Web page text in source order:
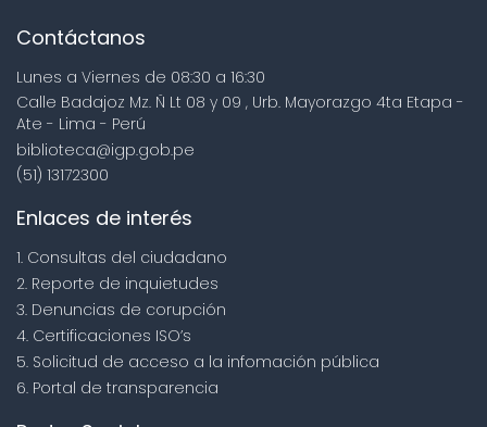
Contáctanos
Lunes a Viernes de 08:30 a 16:30
Calle Badajoz Mz. Ñ Lt 08 y 09 , Urb. Mayorazgo 4ta Etapa -
Ate - Lima - Perú
biblioteca@igp.gob.pe
(51) 13172300
Enlaces de interés
1. Consultas del ciudadano
2. Reporte de inquietudes
3. Denuncias de corupción
4. Certificaciones ISO’s
5. Solicitud de acceso a la infomación pública
6. Portal de transparencia